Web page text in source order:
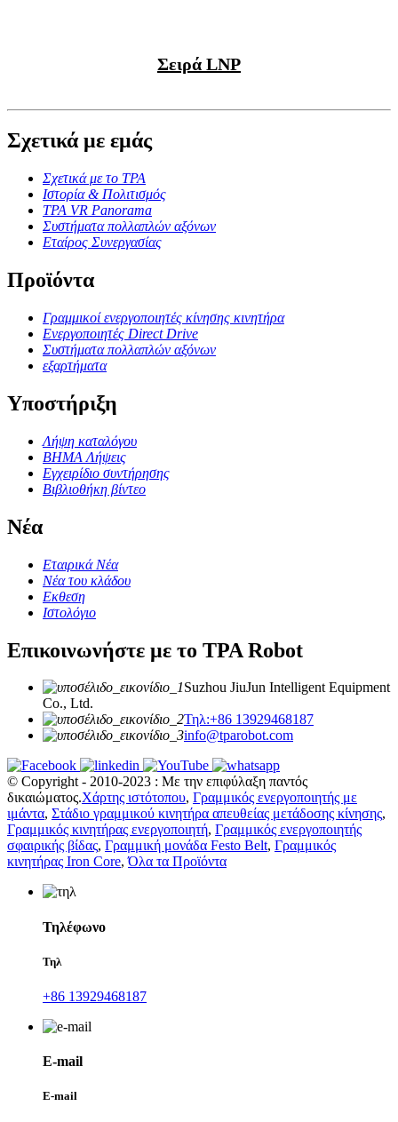
Σειρά LNP
Σχετικά με εμάς
Σχετικά με το TPA
Ιστορία & Πολιτισμός
TPA VR Panorama
Συστήματα πολλαπλών αξόνων
Εταίρος Συνεργασίας
Προϊόντα
Γραμμικοί ενεργοποιητές κίνησης κινητήρα
Ενεργοποιητές Direct Drive
Συστήματα πολλαπλών αξόνων
εξαρτήματα
Υποστήριξη
Λήψη καταλόγου
ΒΗΜΑ Λήψεις
Εγχειρίδιο συντήρησης
Βιβλιοθήκη βίντεο
Νέα
Εταιρικά Νέα
Νέα του κλάδου
Εκθεση
Ιστολόγιο
Επικοινωνήστε με το TPA Robot
Suzhou JiuJun Intelligent Equipment
Co., Ltd.
Τηλ:+86 13929468187
info@tparobot.com
© Copyright - 2010-2023 : Με την επιφύλαξη παντός
δικαιώματος.Χάρτης ιστότοπου, Γραμμικός ενεργοποιητής με
ιμάντα, Στάδιο γραμμικού κινητήρα απευθείας μετάδοσης κίνησης,
Γραμμικός κινητήρας ενεργοποιητή, Γραμμικός ενεργοποιητής
σφαιρικής βίδας, Γραμμική μονάδα Festo Belt, Γραμμικός
κινητήρας Iron Core,Όλα τα Προϊόντα
Τηλέφωνο
Τηλ
+86 13929468187
E-mail
E-mail